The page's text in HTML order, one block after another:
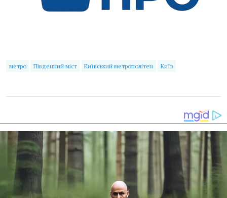
метро Південний міст Київський метрополітен Київ